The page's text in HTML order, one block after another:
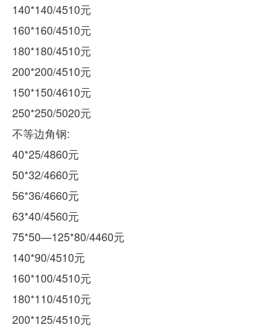
140*140/4510元
160*160/4510元
180*180/4510元
200*200/4510元
150*150/4610元
250*250/5020元
不等边角钢:
40*25/4860元
50*32/4660元
56*36/4660元
63*40/4560元
75*50—125*80/4460元
140*90/4510元
160*100/4510元
180*110/4510元
200*125/4510元